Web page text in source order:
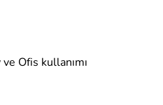
Ofis kullanımı